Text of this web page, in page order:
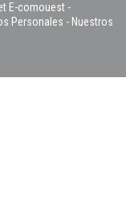
E-comouest -
Personales - Nuestros